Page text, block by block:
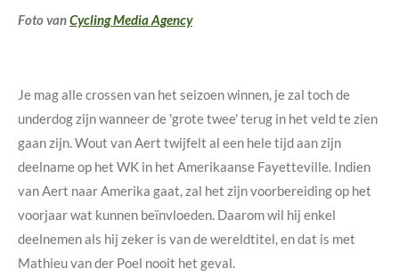
Foto vanCycling Media Agency
Je mag alle crossen van het seizoen winnen, je zal toch de
underdog zijn wanneer de 'grote twee' terug in het veld te zien
gaan zijn. Wout van Aert twijfelt al een hele tijd aan zijn
deelname op het WK in het Amerikaanse Fayetteville. Indien
van Aert naar Amerika gaat, zal het zijn voorbereiding op het
voorjaar wat kunnen beïnvloeden. Daarom wil hij enkel
deelnemen als hij zeker is van de wereldtitel, en dat is met
Mathieu van der Poel nooit het geval.